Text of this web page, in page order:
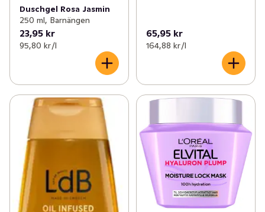
Duschgel Rosa Jasmin
250 ml, Barnängen
23,95 kr
95,80 kr /l
65,95 kr
164,88 kr /l